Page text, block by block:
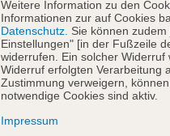
Weitere Information zu den
Informationen zur auf Cookies
Datenschutz. Sie können
Einstellungen" [in der Fußzeile
widerrufen. Ein solcher
Widerruf erfolgten Verarbeitung
Zustimmung verweigern,
notwendige Cookies sind aktiv.
Impressum